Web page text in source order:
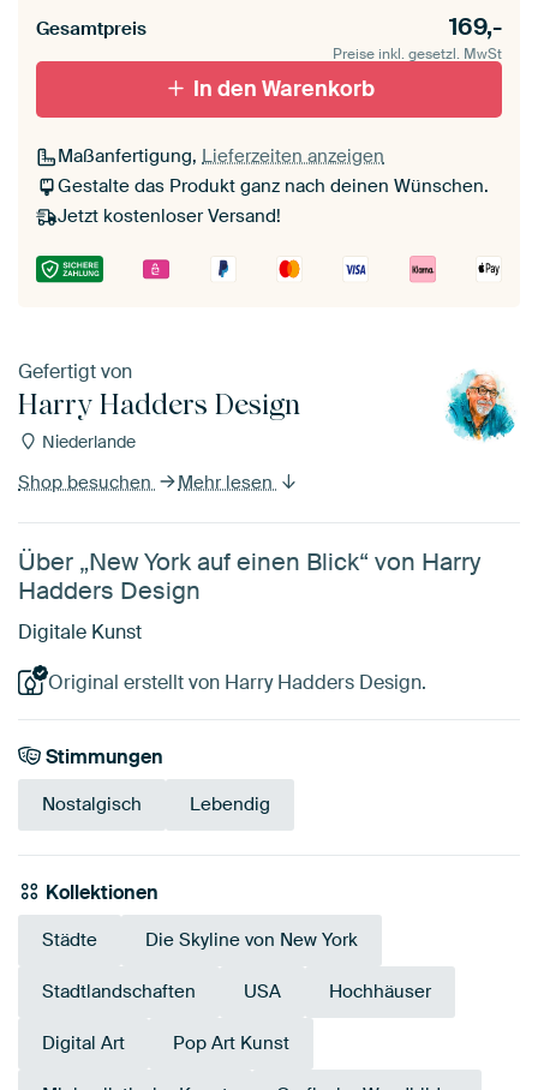
Gesamtpreis 169,-
Preise inkl. gesetzl. MwSt
In den Warenkorb
Maßanfertigung, Lieferzeiten anzeigen
Gestalte das Produkt ganz nach deinen Wünschen.
Jetzt kostenloser Versand!
Gefertigt von
Harry Hadders Design
Niederlande
Shop besuchen Mehr lesen
Über „New York auf einen Blick“ von Harry
Hadders Design
Digitale Kunst
Original erstellt von Harry Hadders Design.
Stimmungen
Nostalgisch Lebendig
Kollektionen
Städte Die Skyline von New York
Stadtlandschaften USA Hochhäuser
Digital Art Pop Art Kunst